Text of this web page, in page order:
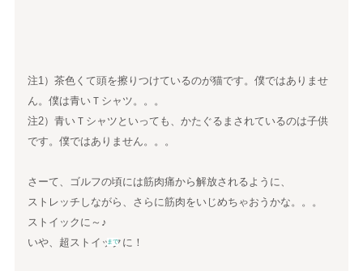
注1）茶色くて頭を擦りつけているのが猫です。僕ではありませ
ん。僕は青いＴシャツ。。。
注2）青いＴシャツといっても、かたぐるまされているのは子供
です。僕ではありません。。。
さーて、ゴルフの頃には筋肉痛から解放されるように、
ストレッチしながら、さらに筋肉をいじめちゃおうかな。。。
ストイックに～♪
いや、超ストイックに！
まで